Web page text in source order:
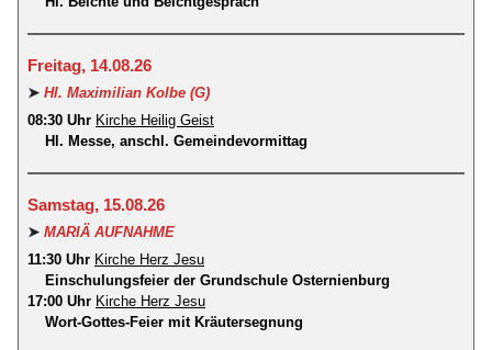
Freitag, 14.08.26
➤ Hl. Maximilian Kolbe (G)
08:30 Uhr Kirche Heilig Geist
Hl. Messe, anschl. Gemeindevormittag
Samstag, 15.08.26
➤ MARIÄ AUFNAHME
11:30 Uhr Kirche Herz Jesu
Einschulungsfeier der Grundschule Osternienburg
17:00 Uhr Kirche Herz Jesu
Wort-Gottes-Feier mit Kräutersegnung